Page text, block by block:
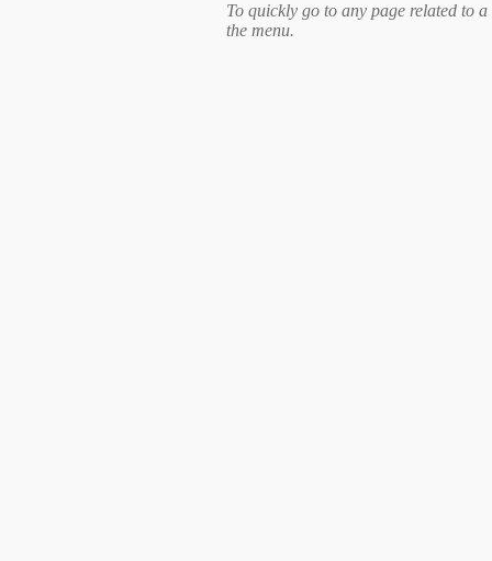
To quickly go to any page related to
the menu.